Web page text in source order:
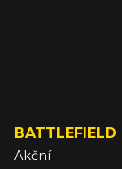
BATTLEFIELD
Akční